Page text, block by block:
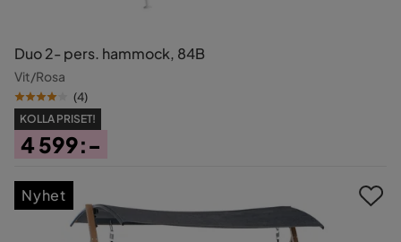
Duo 2- pers. hammock, 84B
Vit/Rosa
(4)
KOLLA PRISET!
4 599:-
Nyhet